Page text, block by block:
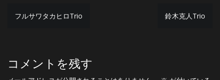
投
ビ
ゲ
フルサワタカヒロTrio 鈴木克人Trio
コメントを残す